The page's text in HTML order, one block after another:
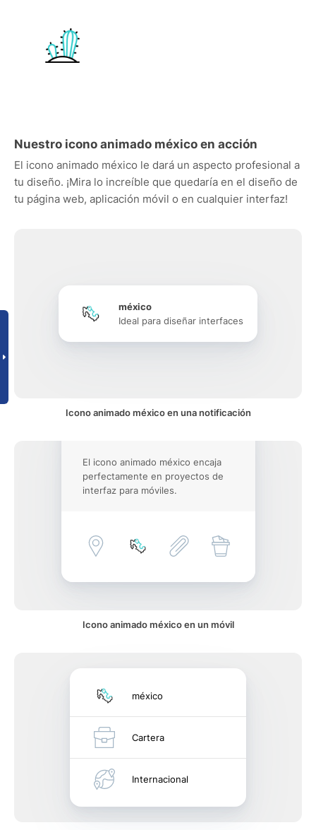
Nuestro icono animado méxico en acción
El icono animado méxico le dará un aspecto profesional a
tu diseño. ¡Mira lo increíble que quedaría en el diseño de
tu página web, aplicación móvil o en cualquier interfaz!
méxico
Ideal para diseñar interfaces
Icono animado méxico en una notificación
El icono animado méxico encaja
perfectamente en proyectos de
interfaz para móviles.
Icono animado méxico en un móvil
méxico
Cartera
Internacional